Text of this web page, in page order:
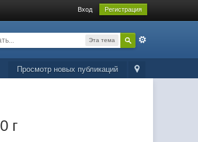
Вход Регистрация
Эта тема
Просмотр новых публикаций
г